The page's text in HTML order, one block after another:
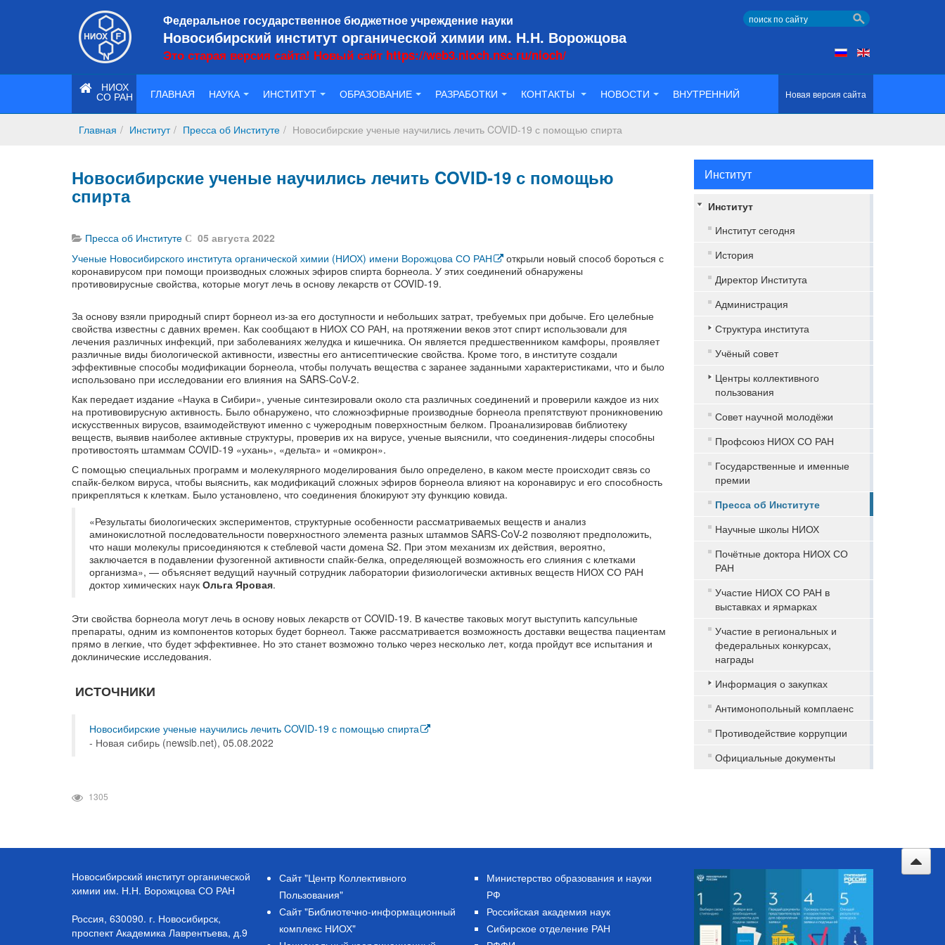
Федеральное государственное бюджетное учреждение науки
Новосибирский институт органической химии им. Н.Н. Ворожцова
Это старая версия сайта! Новый сайт https://web3.nioch.nsc.ru/nioch/
НИОХ
СО РАН Новая версия сайта
ГЛАВНАЯ НАУКА ИНСТИТУТ ОБРАЗОВАНИЕ РАЗРАБОТКИ КОНТАКТЫ НОВОСТИ ВНУТРЕННИЙ
Главная Институт Пресса об Институте Новосибирские ученые научились лечить COVID-19 с помощью спирта
Новосибирские ученые научились лечить COVID-19 с помощью
спирта
Пресса об Институте
05 августа 2022
Ученые Новосибирского института органической химии (НИОХ) имени Ворожцова СО РАН
открыли новый способ бороться с
коронавирусом при помощи производных сложных эфиров спирта борнеола. У этих соединений обнаружены
противовирусные свойства, которые могут лечь в основу лекарств от COVID-19.
За основу взяли природный спирт борнеол из-за его доступности и небольших затрат, требуемых при добыче. Его целебные
свойства известны с давних времен. Как сообщают в НИОХ СО РАН, на протяжении веков этот спирт использовали для
лечения различных инфекций, при заболеваниях желудка и кишечника. Он является предшественником камфоры, проявляет
различные виды биологической активности, известны его антисептические свойства. Кроме того, в институте создали
эффективные способы модификации борнеола, чтобы получать вещества с заранее заданными характеристиками, что и было
использовано при исследовании его влияния на SARS-CoV-2.
Как передает издание «Наука в Сибири», ученые синтезировали около ста различных соединений и проверили каждое из них
на противовирусную активность. Было обнаружено, что сложноэфирные производные борнеола препятствуют проникновению
искусственных вирусов, взаимодействуют именно с чужеродным поверхностным белком. Проанализировав библиотеку
веществ, выявив наиболее активные структуры, проверив их на вирусе, ученые выяснили, что соединения-лидеры способны
противостоять штаммам COVID-19 «ухань», «дельта» и «омикрон».
С помощью специальных программ и молекулярного моделирования было определено, в каком месте происходит связь со
спайк-белком вируса, чтобы выяснить, как модификаций сложных эфиров борнеола влияют на коронавирус и его способность
прикрепляться к клеткам. Было установлено, что соединения блокируют эту функцию ковида.
«Результаты биологических экспериментов, структурные особенности рассматриваемых веществ и анализ
аминокислотной последовательности поверхностного элемента разных штаммов SARS-CoV-2 позволяют предположить,
что наши молекулы присоединяются к стеблевой части домена S2. При этом механизм их действия, вероятно,
заключается в подавлении фузогенной активности спайк-белка, определяющей возможность его слияния с клетками
организма», — объясняет ведущий научный сотрудник лаборатории физиологически активных веществ НИОХ СО РАН
доктор химических наук Ольга Яровая.
Эти свойства борнеола могут лечь в основу новых лекарств от COVID-19. В качестве таковых могут выступить капсульные
препараты, одним из компонентов которых будет борнеол. Также рассматривается возможность доставки вещества пациентам
прямо в легкие, что будет эффективнее. Но это станет возможно только через несколько лет, когда пройдут все испытания и
доклинические исследования.
ИСТОЧНИКИ
Новосибирские ученые научились лечить COVID-19 с помощью спирта
- Новая сибирь (newsib.net), 05.08.2022
1305
Институт
Институт
Институт сегодня
История
Директор Института
Администрация
Структура института
Учёный совет
Центры коллективного
пользования
Совет научной молодёжи
Профсоюз НИОХ СО РАН
Государственные и именные
премии
Пресса об Институте
Научные школы НИОХ
Почётные доктора НИОХ СО
РАН
Участие НИОХ СО РАН в
выставках и ярмарках
Участие в региональных и
федеральных конкурсах,
награды
Информация о закупках
Антимонопольный комплаенс
Противодействие коррупции
Официальные документы
Новосибирский институт органической
химии им. Н.Н. Ворожцова СО РАН
Россия, 630090. г. Новосибирск,
проспект Академика Лаврентьева, д.9
Сайт "Центр Коллективного
Пользования"
Сайт "Библиотечно-информационный
комплекс НИОХ"
Министерство образования и науки
РФ
Российская академия наук
Сибирское отделение РАН